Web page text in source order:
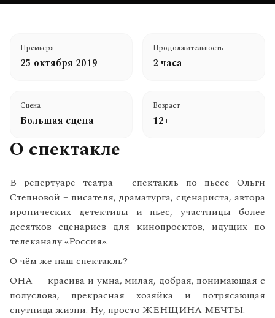
Премьера
25 октября 2019
Продолжительность
2 часа
Сцена
Большая сцена
Возраст
12+
О спектакле
В репертуаре театра – спектакль по пьесе Ольги
Степновой – писателя, драматурга, сценариста, автора
иронических детективы и пьес, участницы более
десятков сценариев для кинопроектов, идущих по
телеканалу «Россия».
О чём же наш спектакль?
ОНА — красива и умна, милая, добрая, понимающая с
полуслова, прекрасная хозяйка и потрясающая
спутница жизни. Ну, просто ЖЕНЩИНА МЕЧТЫ.